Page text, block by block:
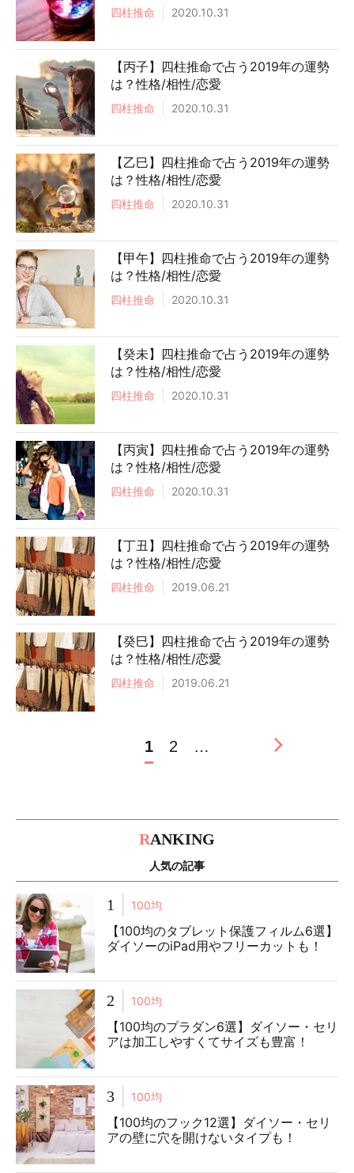
四柱推命 2020.10.31
【丙子】四柱推命で占う2019年の運勢
は？性格/相性/恋愛
四柱推命 2020.10.31
【乙巳】四柱推命で占う2019年の運勢
は？性格/相性/恋愛
四柱推命 2020.10.31
【甲午】四柱推命で占う2019年の運勢
は？性格/相性/恋愛
四柱推命 2020.10.31
【癸未】四柱推命で占う2019年の運勢
は？性格/相性/恋愛
四柱推命 2020.10.31
【丙寅】四柱推命で占う2019年の運勢
は？性格/相性/恋愛
四柱推命 2020.10.31
【丁丑】四柱推命で占う2019年の運勢
は？性格/相性/恋愛
四柱推命 2019.06.21
【癸巳】四柱推命で占う2019年の運勢
は？性格/相性/恋愛
四柱推命 2019.06.21
1 2 …
RANKING
人気の記事
1 100均
【100均のタブレット保護フィルム6選】
ダイソーのiPad用やフリーカットも！
2 100均
【100均のプラダン6選】ダイソー・セリ
アは加工しやすくてサイズも豊富！
3 100均
【100均のフック12選】ダイソー・セリ
アの壁に穴を開けないタイプも！